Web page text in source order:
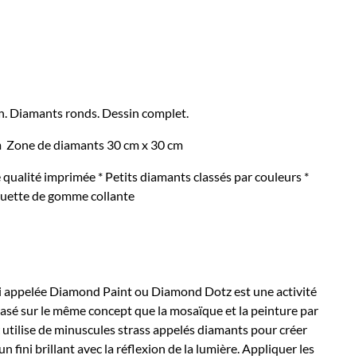
Diamants ronds. Dessin complet.
Zone de diamants 30 cm x 30 cm
qualité imprimée * Petits diamants classés par couleurs *
de gomme collante
appelée Diamond Paint ou Diamond Dotz est une activité
sur le même concept que la mosaïque et la peinture par
de minuscules strass appelés diamants pour créer
fini brillant avec la réflexion de la lumière. Appliquer les